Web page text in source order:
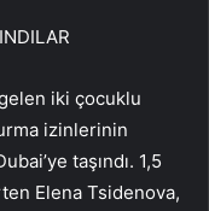
gelen iki çocuklu
izinlerinin
taşındı. 1,5
Elena Tsidenova,